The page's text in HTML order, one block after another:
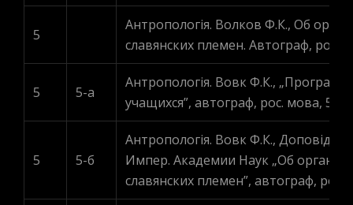
5
Антропологія. Волков Ф.К., Об
славянских племен. Автограф, рос.
5 5-а
Антропологія. Вовк Ф.К.,
учащихся”, автограф, рос. мова, 5
5 5-б
Антропологія. Вовк Ф.К., Доповідна
Импер. Академии Наук „Об
славянских племен”, автограф, рос.